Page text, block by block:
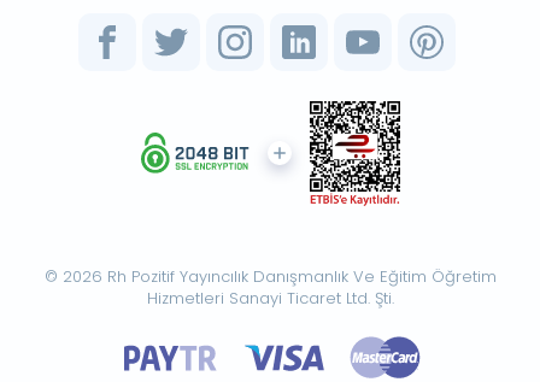
© 2026 Rh Pozitif Yayıncılık Danışmanlık Ve Eğitim Öğretim
Hizmetleri Sanayi Ticaret Ltd. Şti.